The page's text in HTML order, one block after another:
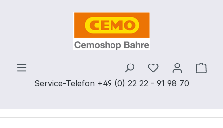
Zum Hauptinhalt springen
Service-Telefon +49 (0) 22 22 - 91 98 70
Du hast 0